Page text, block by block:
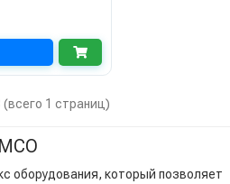
(всего 1 страниц)
МСО
оборудования, который позволяет